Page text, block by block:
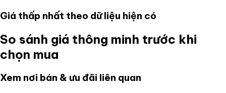
Giá thấp nhất theo dữ liệu hiện có
So sánh giá thông minh trước khi
chọn mua
Xem nơi bán & ưu đãi liên quan